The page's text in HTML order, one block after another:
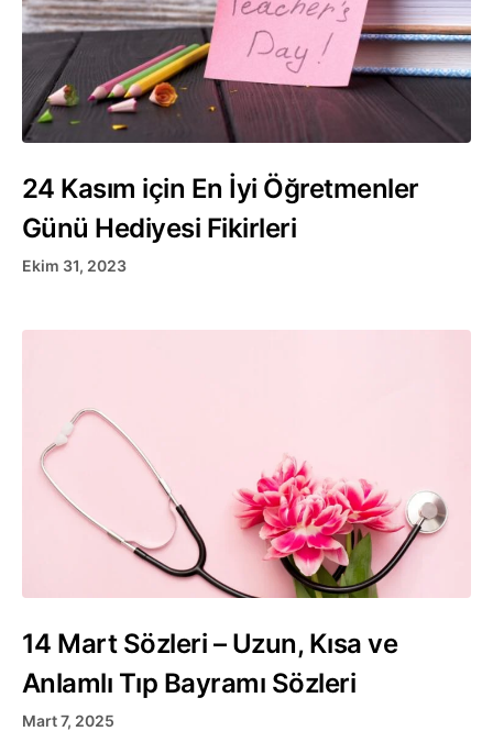
24 Kasım için En İyi Öğretmenler
Günü Hediyesi Fikirleri
Ekim 31, 2023
14 Mart Sözleri – Uzun, Kısa ve
Anlamlı Tıp Bayramı Sözleri
Mart 7, 2025